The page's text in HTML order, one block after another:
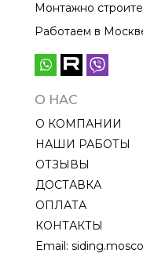
Монтажно
Работаем в
О НАС
О КОМПАНИИ
НАШИ РАБОТЫ
ОТЗЫВЫ
ДОСТАВКА
ОПЛАТА
КОНТАКТЫ
Email: